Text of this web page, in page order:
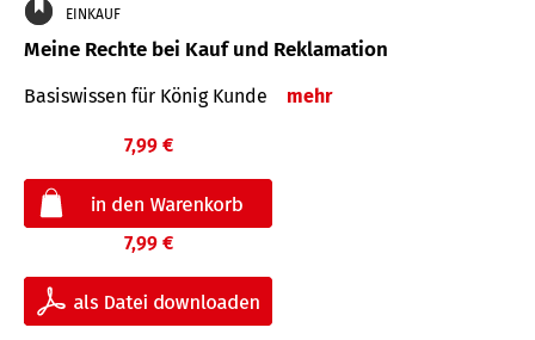
EINKAUF
Meine Rechte bei Kauf und Reklamation
Basiswissen für König Kunde mehr
7,99 €
7,99 €